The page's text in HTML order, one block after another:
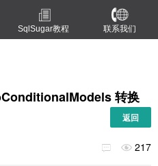
SqlSugar教程 联系我们
转换
返回
  217